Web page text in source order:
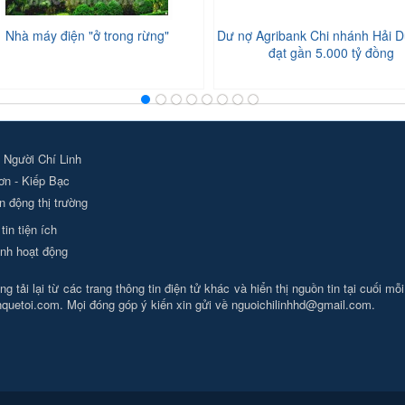
Nhà máy điện "ở trong rừng"
Dư nợ Agribank Chi nhánh Hải
đạt gần 5.000 tỷ đồng
Chí Linh
- Kiếp Bạc
động thị trường
tiện ích
hoạt động
tải lại từ các trang thông tin điện tử khác và hiển thị nguồn tin tại cuối
Mọi đóng góp ý kiến xin gửi về nguoichilinhhd@gmail.com.